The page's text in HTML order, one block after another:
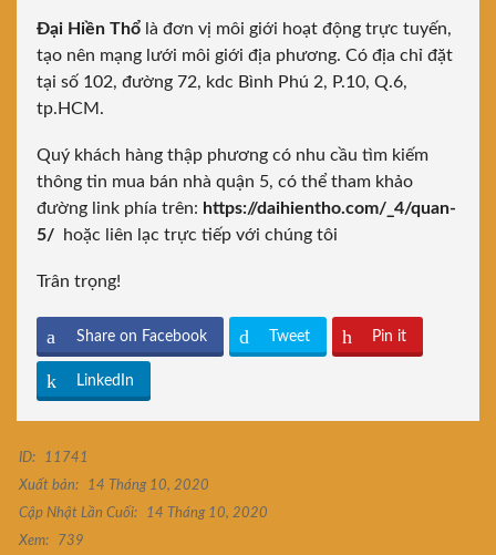
Đại Hiền Thổ là đơn vị môi giới hoạt động trực tuyến,
tạo nên mạng lưới môi giới địa phương. Có địa chỉ đặt
tại số 102, đường 72, kdc Bình Phú 2, P.10, Q.6,
tp.HCM.
Quý khách hàng thập phương có nhu cầu tìm kiếm
thông tin mua bán nhà quận 5, có thể tham khảo
đường link phía trên: https://daihientho.com/_4/quan-
5/
hoặc liên lạc trực tiếp với chúng tôi
Trân trọng!
Share on Facebook Tweet Pin it
LinkedIn
ID:
11741
Xuất bản:
14 Tháng 10, 2020
Cập Nhật Lần Cuối:
14 Tháng 10, 2020
Xem:
739